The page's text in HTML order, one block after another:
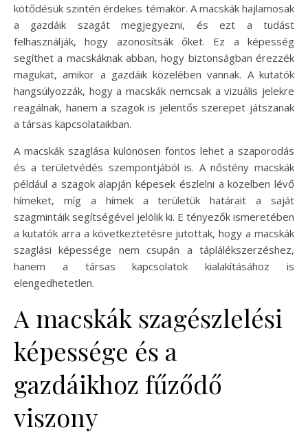
kötődésük szintén érdekes témakör. A macskák hajlamosak
a gazdáik szagát megjegyezni, és ezt a tudást
felhasználják, hogy azonosítsák őket. Ez a képesség
segíthet a macskáknak abban, hogy biztonságban érezzék
magukat, amikor a gazdáik közelében vannak. A kutatók
hangsúlyozzák, hogy a macskák nemcsak a vizuális jelekre
reagálnak, hanem a szagok is jelentős szerepet játszanak
a társas kapcsolataikban.
A macskák szaglása különösen fontos lehet a szaporodás
és a területvédés szempontjából is. A nőstény macskák
például a szagok alapján képesek észlelni a közelben lévő
hímeket, míg a hímek a területük határait a saját
szagmintáik segítségével jelölik ki. E tényezők ismeretében
a kutatók arra a következtetésre jutottak, hogy a macskák
szaglási képessége nem csupán a táplálékszerzéshez,
hanem a társas kapcsolatok kialakításához is
elengedhetetlen.
A macskák szagészlelési
képessége és a
gazdáikhoz fűződő
viszony